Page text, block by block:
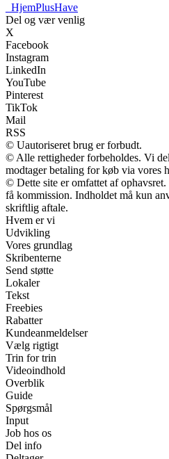
HjemPlusHave
Del og vær venlig
X
Facebook
Instagram
LinkedIn
YouTube
Pinterest
TikTok
Mail
RSS
© Uautoriseret brug er forbudt.
© Alle rettigheder forbeholdes. Vi
modtager betaling for køb via vores
© Dette site er omfattet af
få kommission. Indholdet må kun
skriftlig aftale.
Hvem er vi
Udvikling
Vores grundlag
Skribenterne
Send støtte
Lokaler
Tekst
Freebies
Rabatter
Kundeanmeldelser
Vælg rigtigt
Trin for trin
Videoindhold
Overblik
Guide
Spørgsmål
Input
Job hos os
Del info